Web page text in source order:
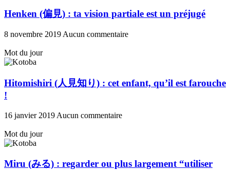
Henken (偏見) : ta vision partiale est un préjugé
8 novembre 2019 Aucun commentaire
Mot du jour
Hitomishiri (人見知り) : cet enfant, qu’il est farouche
!
16 janvier 2019 Aucun commentaire
Mot du jour
Miru (みる) : regarder ou plus largement “utiliser